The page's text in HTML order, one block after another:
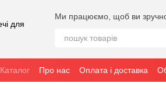
Ми працюємо, щоб ви
Каталог Про нас Оплата і доставка
Публічна угода (оферта)